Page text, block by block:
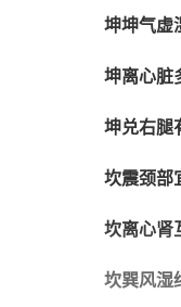
坤坤气虚
坤离心脏
坤兑右腿
坎震颈部
坎离心肾
坎巽风湿